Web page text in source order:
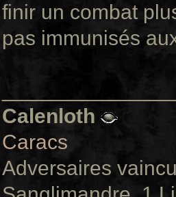
finir un combat
pas immunisés
Calenloth
Caracs
Adversaires